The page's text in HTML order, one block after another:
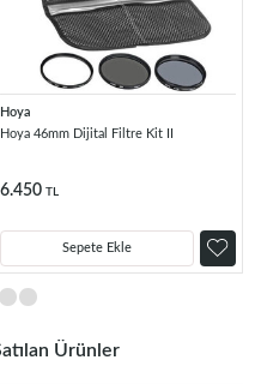
Hoya
Hoya 46mm Dijital Filtre Kit II
6.450 TL
Sepete Ekle
Ürünler